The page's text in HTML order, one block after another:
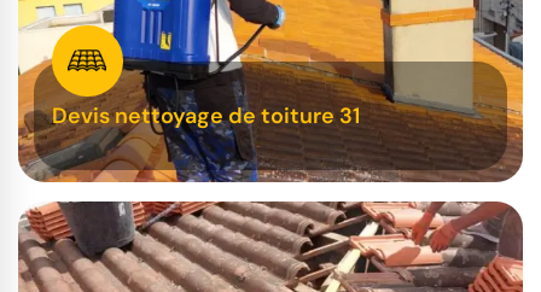
Devis nettoyage de toiture 31